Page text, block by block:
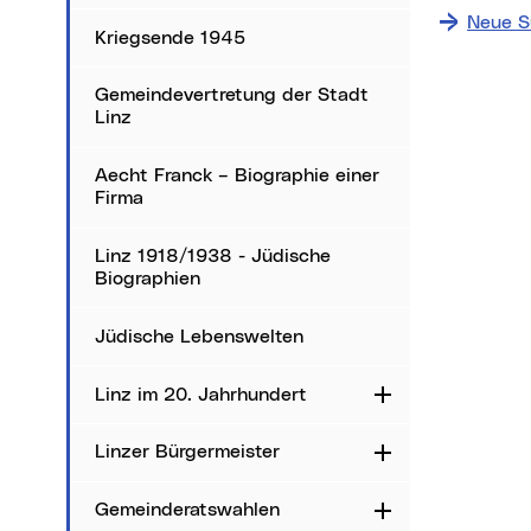
Kriegsende 1945
Gemeindevertretung der Stadt
Linz
Aecht Franck – Biographie einer
Firma
Linz 1918/1938 - Jüdische
Biographien
Jüdische Lebenswelten
Linz im 20. Jahrhundert Aufklappen
Linzer Bürgermeister Aufklappen
Gemeinderatswahlen Aufklappen
Neue